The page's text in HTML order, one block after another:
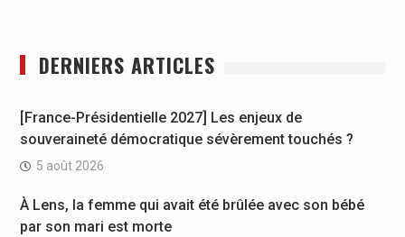
DERNIERS ARTICLES
[France-Présidentielle 2027] Les enjeux de
souveraineté démocratique sévèrement touchés ?
5 août 2026
À Lens, la femme qui avait été brûlée avec son bébé
par son mari est morte